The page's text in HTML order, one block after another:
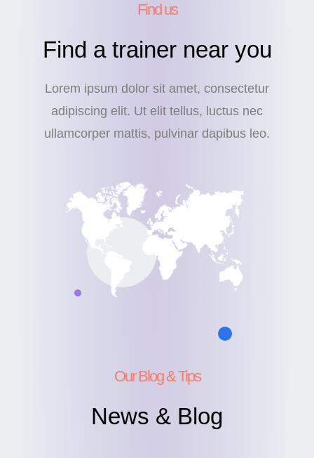
Find us
Find a trainer near you
Lorem ipsum dolor sit amet, consectetur
adipiscing elit. Ut elit tellus, luctus nec
ullamcorper mattis, pulvinar dapibus leo.
Mark is located in Canada and is an
experienced trainer.
Nola is located in Brazil and is an
experienced trainer.
Betty is located in Africa and is an
experienced trainer.
Steven is located in Finland and is
experienced trainer.
Wendy is located in China and is an
experienced trainer.
Our Blog & Tips
News & Blog